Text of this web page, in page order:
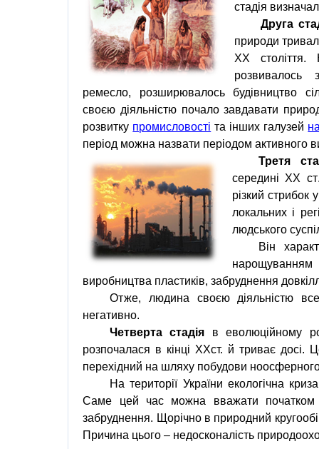
стадія
Друга
природи
ХХ століття.
розвивалось
ремесло, розширювалось будівництво
своєю діяльністю почало завдавати
розвитку промисловості та інших галузей
період можна назвати періодом активного
Третя
середині ХХ ст
різкий стрибок у
локальних і
людського
Він
виробництва пластиків,забруднення
Отже, людина своєю діяльністю
негативно.
Четверта стадія
веволюційному
розпочалася в кінці ХХст. й триває досі.
перехідний на шляху побудови
На території України екологічна криза
Саме цей час можна вважати початком
забруднення. Щорічно в природний
Причина цього – недосконалість